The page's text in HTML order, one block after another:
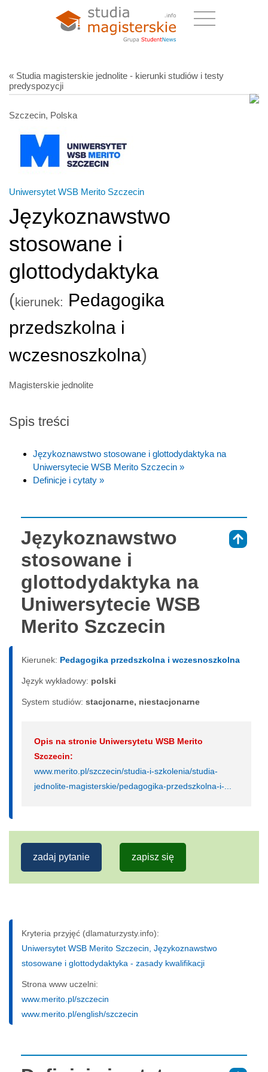
« Studia magisterskie jednolite - kierunki studiów i testy
predyspozycji
Szczecin, Polska
Uniwersytet WSB Merito Szczecin
Językoznawstwo
stosowane i
glottodydaktyka
(kierunek: Pedagogika
przedszkolna i
wczesnoszkolna)
Magisterskie jednolite
Spis treści
Językoznawstwo stosowane i glottodydaktyka na
Uniwersytecie WSB Merito Szczecin »
Definicje i cytaty »
Językoznawstwo
stosowane i
glottodydaktyka na
Uniwersytecie WSB
Merito Szczecin
Kierunek: Pedagogika przedszkolna i wczesnoszkolna
Język wykładowy: polski
System studiów: sta­cjo­nar­ne, nie­sta­cjo­nar­ne
Opis na stronie Uniwersytetu WSB Merito
Szczecin:
www.merito.pl/szczecin/studia-i-szkolenia/studia-
jednolite-magisterskie/pedagogika-przedszkolna-i-...
zadaj pytanie zapisz się
Kryteria przyjęć (dlamaturzysty.info):
Uniwersytet WSB Merito Szczecin, Językoznawstwo
stosowane i glottodydaktyka - zasady kwalifikacji
Strona www uczelni:
www.merito.pl/szczecin
www.merito.pl/english/szczecin